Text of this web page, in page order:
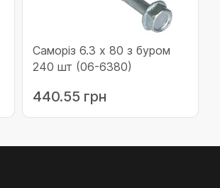
Саморіз 6.3 x 80 з буром
240 шт (06-6380)
440.55 грн